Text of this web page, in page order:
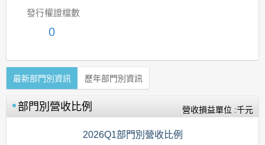
發行權證檔數
0
最新部門別資訊 歷年部門別資訊
部門別營收比例 營收損益單位 :千元
2026Q1部門別營收比例